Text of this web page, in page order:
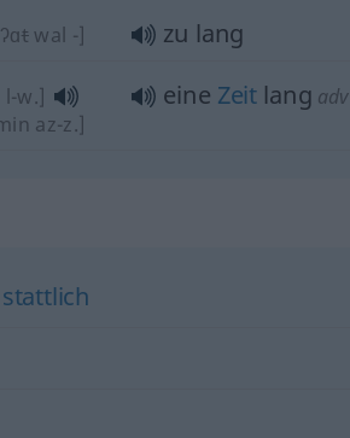
twal -]
zu lang
l-w.]
az-z.]
eine Zeit lang adv
stattlich